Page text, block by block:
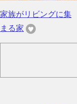
家族がリビングに集
まる家